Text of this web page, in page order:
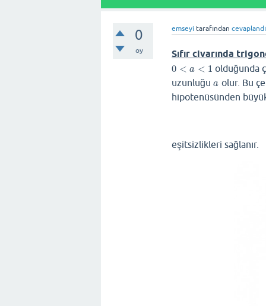
0
oy
emseyi tarafından cevaplandı
Sıfır civarında
0 < a < 1
0 <a <1 olduğunda
uzunluğua
a olur. Bu
hipotenüsünden
eşitsizlikleri sağlanır.